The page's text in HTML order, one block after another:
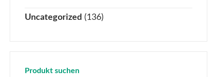
Uncategorized (136)
Produkt suchen